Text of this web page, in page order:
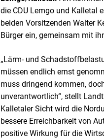
die CDU Lemgo und Kalletal
beiden Vorsitzenden Walter
Bürger ein, gemeinsam mit
„Lärm- und
müssen endlich ernst
muss dringend kommen,
unverantwortlich“, stellt
Kalletaler Sicht wird die
bessere Erreichbarkeit von
positive Wirkung für die